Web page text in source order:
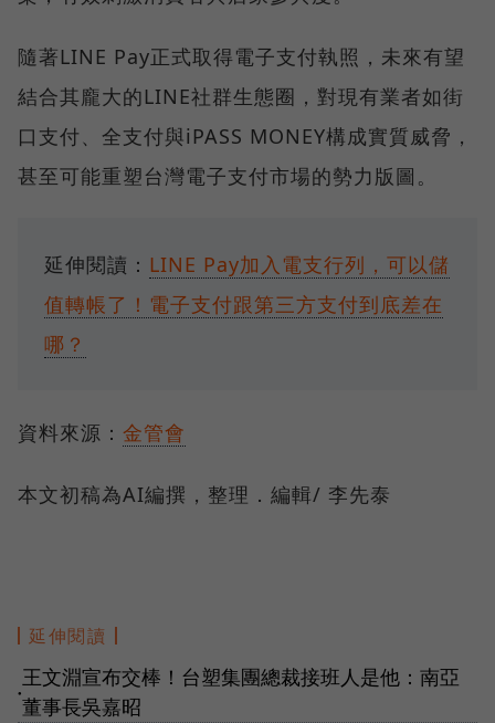
隨著LINE Pay正式取得電子支付執照，未來有望
結合其龐大的LINE社群生態圈，對現有業者如街
口支付、全支付與iPASS MONEY構成實質威脅，
甚至可能重塑台灣電子支付市場的勢力版圖。
延伸閱讀： LINE Pay加入電支行列，可以儲
值轉帳了！電子支付跟第三方支付到底差在
哪？
資料來源： 金管會
本文初稿為AI編撰，整理．編輯/ 李先泰
延伸閱讀
●
王文淵宣布交棒！台塑集團總裁接班人是他：南亞
董事長吳嘉昭